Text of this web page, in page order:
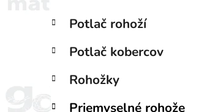
B
č
ý
Preskočiť
kategórie
K
a
e
ó
Potlač rohoží
Potlač kobercov
Rohožky
Priemyselné rohože